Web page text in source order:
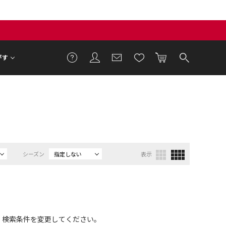
す
シーズン 指定しない 表示
索条件を変更してください。